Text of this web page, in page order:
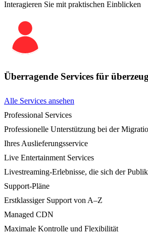
Interagieren Sie mit praktischen Einblicken
Überragende Services für
Alle Services ansehen
Professional Services
Professionelle Unterstützung bei der
Ihres Auslieferungsservice
Live Entertainment Services
Livestreaming-Erlebnisse, die sich der
Support-Pläne
Erstklassiger Support von A–Z
Managed CDN
Maximale Kontrolle und Flexibilität